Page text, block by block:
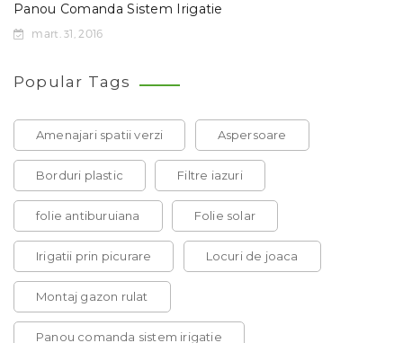
Panou Comanda Sistem Irigatie
mart. 31, 2016
Popular Tags
Amenajari spatii verzi Aspersoare
Borduri plastic Filtre iazuri
folie antiburuiana Folie solar
Irigatii prin picurare Locuri de joaca
Montaj gazon rulat
Panou comanda sistem irigatie